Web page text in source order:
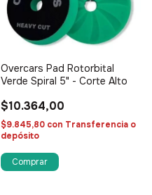
Overcars Pad Rotorbital
Verde Spiral 5" - Corte Alto
$10.364,00
$9.845,80 con Transferencia o
depósito